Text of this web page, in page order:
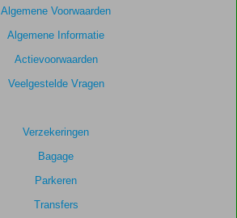
Algemene Voorwaarden
Algemene Informatie
Actievoorwaarden
Veelgestelde Vragen
Verzekeringen
Bagage
Parkeren
Transfers